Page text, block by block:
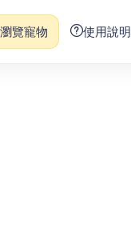
瀏覽寵物 使用說明